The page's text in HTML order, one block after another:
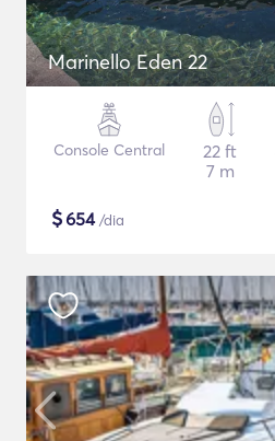
Marinello Eden 22
Console Central
22 ft
7 m
$654/dia